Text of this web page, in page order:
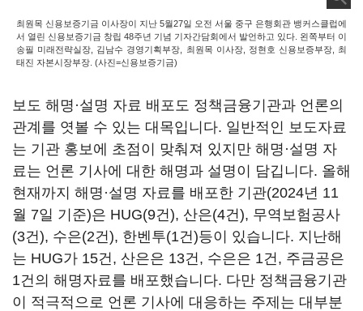
최원목 신용보증기금 이사장이 지난 5월27일 오전 서울 중구 은행회관 뱅커스클럽에
서 열린 신용보증기금 창립 48주년 기념 기자간담회에서 발언하고 있다. 왼쪽부터 이
송필 미래전략실장, 김남수 경영기획부장, 최원목 이사장, 정현호 신용보증부장, 최
태진 자본시장부장. (사진=신용보증기금)
보도 해명·설명 자료 배포도 정책금융기관과 언론의
관계를 엿볼 수 있는 대목입니다. 일반적인 보도자료
는 기관 홍보에 초점이 맞춰져 있지만 해명·설명 자
료는 언론 기사에 대한 해명과 설명이 담깁니다. 올해
현재까지 해명·설명 자료를 배포한 기관(2024년 11
월 7일 기준)은 HUG(9건), 산은(4건), 무역보험공사
(3건), 수은(2건), 한벤투(1건)등이 있습니다. 지난해
는 HUG가 15건, 산은은 13건, 수은은 1건, 주금공은
1건의 해명자료를 배포했습니다. 다만 정책금융기관
이 적극적으로 언론 기사에 대응하는 주제는 대부분